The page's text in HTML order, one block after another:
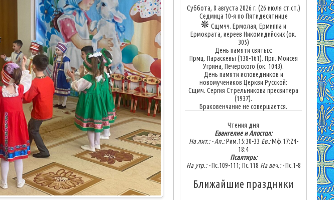
Суббота, 8 августа 2026 г. (26 июля ст.ст.)
Седмица 10-я по Пятидесятнице
Сщмчч. Ермолая, Ермиппа и
Ермократа, иереев Никомидийских (ок.
305)
День памяти святых:
Прмц. Параскевы (138-161). Прп. Моисея
Угрина, Печерского (ок. 1043).
День памяти исповедников и
новомучеников Церкви Русской:
Сщмч. Сергия Стрельникова пресвитера
(1937).
Браковенчание не совершается.
Чтения дня
Евангелие и Апостол:
На лит.: -Ап.:Рим.15:30-33 Ев.:Мф.17:24-
18:4
Псалтирь:
На утр.: -Пс.109-111; Пс.118 На веч.: -Пс.1-8
Ближайшие праздники